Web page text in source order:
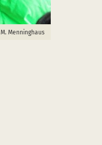
M. Menninghaus